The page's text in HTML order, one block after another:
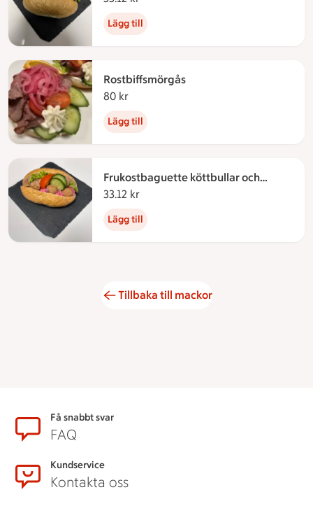
Lägg till
Rostbiffsmörgås
80 kr
Lägg till
Frukostbaguette köttbullar och
rödbetssallad
33.12 kr
Lägg till
Tillbaka till mackor
SidfotFå snabbt svar
FAQ
Kundservice
Kontakta oss